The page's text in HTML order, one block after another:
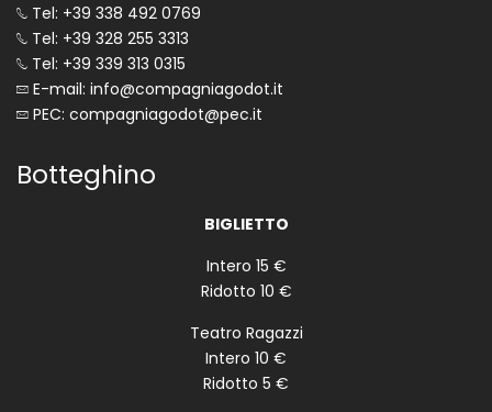
Tel: +39 338 492 0769
Tel: +39 328 255 3313
Tel: +39 339 313 0315
E-mail: info@compagniagodot.it
PEC: compagniagodot@pec.it
Botteghino
BIGLIETTO
Intero 15 €
Ridotto 10 €
Teatro Ragazzi
Intero 10 €
Ridotto 5 €